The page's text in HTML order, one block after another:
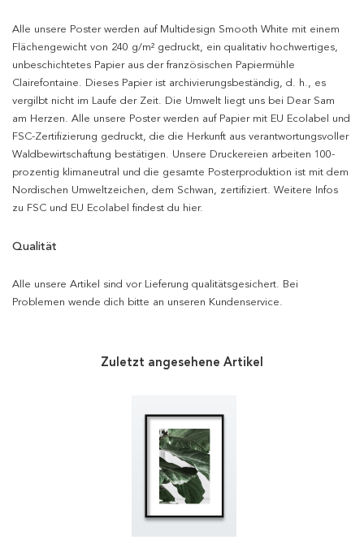
Alle unsere Poster werden auf Multidesign Smooth White mit einem
Flächengewicht von 240 g/m² gedruckt, ein qualitativ hochwertiges,
unbeschichtetes Papier aus der französischen Papiermühle
Clairefontaine. Dieses Papier ist archivierungsbeständig, d. h., es
vergilbt nicht im Laufe der Zeit. Die Umwelt liegt uns bei Dear Sam
am Herzen. Alle unsere Poster werden auf Papier mit EU Ecolabel und
FSC-Zertifizierung gedruckt, die die Herkunft aus verantwortungsvoller
Waldbewirtschaftung bestätigen. Unsere Druckereien arbeiten 100-
prozentig klimaneutral und die gesamte Posterproduktion ist mit dem
Nordischen Umweltzeichen, dem Schwan, zertifiziert. Weitere Infos
zu FSC und EU Ecolabel findest du hier.
Qualität
Alle unsere Artikel sind vor Lieferung qualitätsgesichert. Bei
Problemen wende dich bitte an unseren Kundenservice.
Zuletzt angesehene Artikel